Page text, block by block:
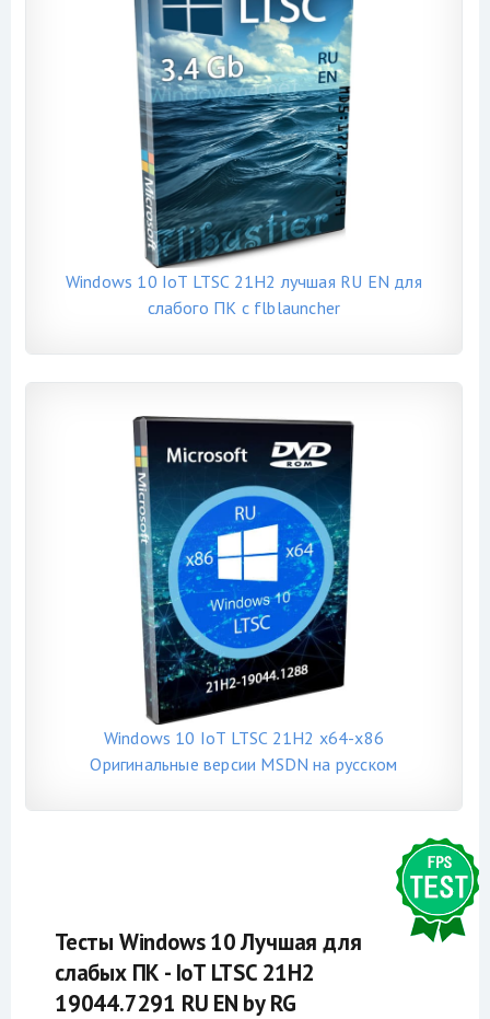
Windows 10 IoT LTSC 21H2 лучшая RU EN для
слабого ПК с flblauncher
Windows 10 IoT LTSC 21H2 x64-x86
Оригинальные версии MSDN на русском
Тесты Windows 10 Лучшая для
слабых ПК - IoT LTSC 21H2
19044.7291 RU EN by RG